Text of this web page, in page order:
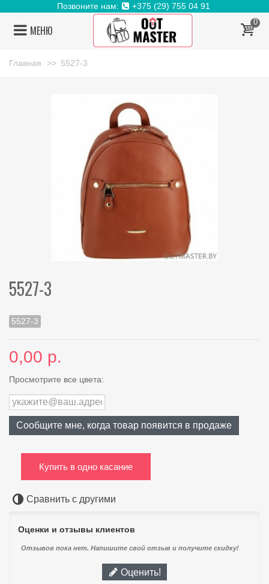
Позвоните нам: +375 (29) 755 04 91
МЕНЮ
0
Главная >> 5527-3
5527-3
5527-3
0,00 р.
Просмотрите все цвета:
Сообщите мне, когда товар появится в продаже
Купить в одно касание
Сравнить с другими
Оценки и отзывы клиентов
Отзывов пока нет. Напишите свой отзыв и получите скидку!
Оценить!